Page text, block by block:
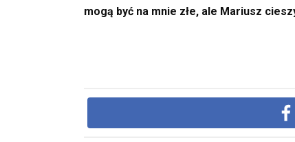
mogą być na mnie złe, ale Mariusz